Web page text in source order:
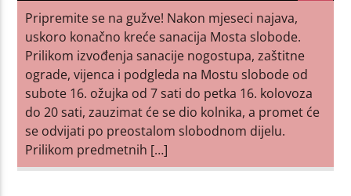
Pripremite se na gužve! Nakon mjeseci najava,
uskoro konačno kreće sanacija Mosta slobode.
Prilikom izvođenja sanacije nogostupa, zaštitne
ograde, vijenca i podgleda na Mostu slobode od
subote 16. ožujka od 7 sati do petka 16. kolovoza
do 20 sati, zauzimat će se dio kolnika, a promet će
se odvijati po preostalom slobodnom dijelu.
Prilikom predmetnih […]